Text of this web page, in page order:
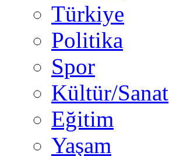
Türkiye
Politika
Spor
Kültür/Sanat
Eğitim
Yaşam